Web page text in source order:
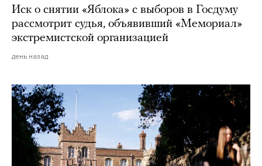
Иск о снятии «Яблока» с выборов в Госдуму
рассмотрит судья, объявивший «Мемориал»
экстремистской организацией
день назад